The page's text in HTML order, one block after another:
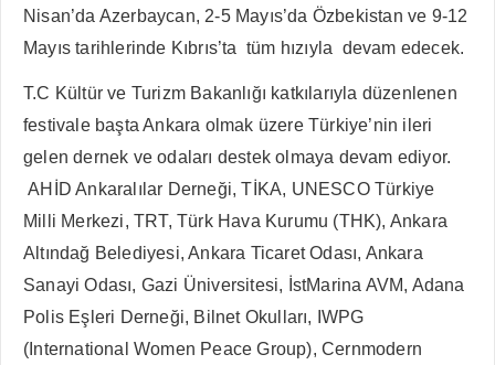
Nisan’da Azerbaycan, 2-5 Mayıs’da Özbekistan ve 9-12
Mayıs tarihlerinde Kıbrıs’ta tüm hızıyla devam edecek.
T.C Kültür ve Turizm Bakanlığı katkılarıyla düzenlenen
festivale başta Ankara olmak üzere Türkiye’nin ileri
gelen dernek ve odaları destek olmaya devam ediyor.
AHİD Ankaralılar Derneği, TİKA, UNESCO Türkiye
Milli Merkezi, TRT, Türk Hava Kurumu (THK), Ankara
Altındağ Belediyesi, Ankara Ticaret Odası, Ankara
Sanayi Odası, Gazi Üniversitesi, İstMarina AVM, Adana
Polis Eşleri Derneği, Bilnet Okulları, IWPG
(International Women Peace Group), Cernmodern